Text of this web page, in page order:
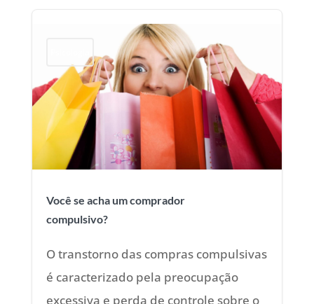
Você se acha um comprador
compulsivo?
O transtorno das compras compulsivas
é caracterizado pela preocupação
excessiva e perda de controle sobre o